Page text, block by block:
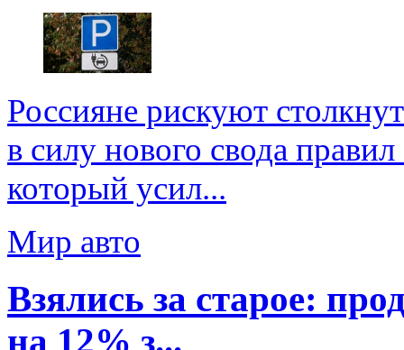
Россияне рискуют
в силу нового свода
который усил...
Мир авто
Взялись за старое:
на 12% з...